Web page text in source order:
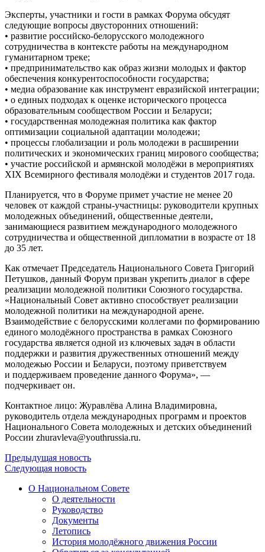
Эксперты, участники и гости в рамках Форума обсудят
следующие вопросы двусторонних отношений:
• развитие российско-белорусского молодежного
сотрудничества в контексте работы на международном
гуманитарном треке;
• предпринимательство как образ жизни молодых и фактор
обеспечения конкурентоспособности государства;
• медиа образование как инструмент евразийской интеграции;
• о единых подходах к оценке исторического процесса
образовательным сообществом России и Беларуси;
• государственная молодежная политика как фактор
оптимизации социальной адаптации молодежи;
• процессы глобализации и роль молодежи в расширении
политических и экономических границ мирового сообщества;
• участие российской и армянской молодёжи в мероприятиях
XIX Всемирного фестиваля молодёжи и студентов 2017 года.
Планируется, что в Форуме примет участие не менее 20
человек от каждой страны-участницы: руководители крупных
молодежных объединений, общественные деятели,
занимающиеся развитием международного молодежного
сотрудничества и общественной дипломатии в возрасте от 18
до 35 лет.
Как отмечает Председатель Национального Совета Григорий
Петушков, данный Форум призван укрепить диалог в сфере
реализации молодежной политики Союзного государства.
«Национальный Совет активно способствует реализации
молодежной политики на международной арене.
Взаимодействие с белорусскими коллегами по формированию
единого молодёжного пространства в рамках Союзного
государства является одной из ключевых задач в области
поддержки и развития дружественных отношений между
молодежью России и Беларуси, поэтому приветствуем
и поддерживаем проведение данного Форума», —
подчеркивает он.
Контактное лицо: Журавлёва Алина Владимировна,
руководитель отдела международных программ и проектов
Национального Совета молодежных и детских объединений
России zhuravleva@youthrussia.ru.
Предыдущая новость
Следующая новость
О Национальном Совете
О деятельности
Руководство
Документы
Летопись
История молодёжного движения России